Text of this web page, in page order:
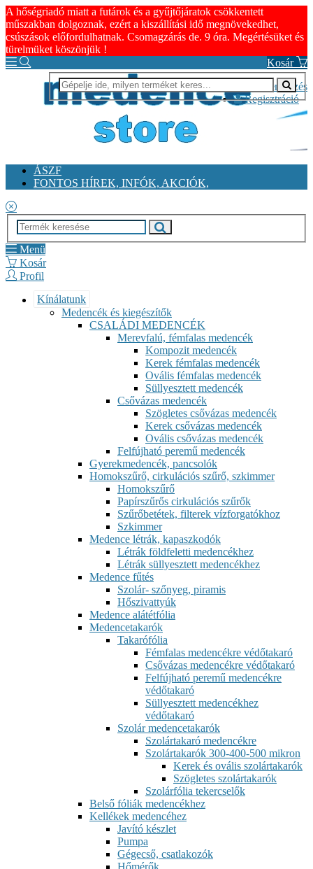
A hőségriadó miatt a futárok és a gyűjtőjáratok csökkentett
műszakban dolgoznak, ezért a kiszállítási idő megnövekedhet,
csúszások előfordulhatnak. Csomagzárás de. 9 óra. Megértésüket és
türelmüket köszönjük !
Kosár
Bejelentkezés
Regisztráció
ÁSZF
FONTOS HÍREK, INFÓK, AKCIÓK,
Menü
Kosár
Profil
Kínálatunk
Medencék és kiegészítők
CSALÁDI MEDENCÉK
Merevfalú, fémfalas medencék
Kompozit medencék
Kerek fémfalas medencék
Ovális fémfalas medencék
Süllyesztett medencék
Csővázas medencék
Szögletes csővázas medencék
Kerek csővázas medencék
Ovális csővázas medencék
Felfújható peremű medencék
Gyerekmedencék, pancsolók
Homokszűrő, cirkulációs szűrő, szkimmer
Homokszűrő
Papírszűrős cirkulációs szűrők
Szűrőbetétek, filterek vízforgatókhoz
Szkimmer
Medence létrák, kapaszkodók
Létrák földfeletti medencékhez
Létrák süllyesztett medencékhez
Medence fűtés
Szolár- szőnyeg, piramis
Hőszivattyúk
Medence alátétfólia
Medencetakarók
Takarófólia
Fémfalas medencékre védőtakaró
Csővázas medencékre védőtakaró
Felfújható peremű medencékre
védőtakaró
Süllyesztett medencékhez
védőtakaró
Szolár medencetakarók
Szolártakaró medencékre
Szolártakarók 300-400-500 mikron
Kerek és ovális szolártakarók
Szögletes szolártakarók
Szolárfólia tekercselők
Belső fóliák medencékhez
Kellékek medencéhez
Javító készlet
Pumpa
Gégecső, csatlakozók
Hőmérők